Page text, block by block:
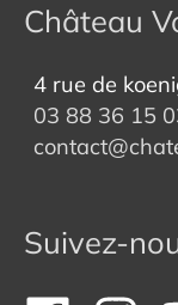
Château
4 rue de
03 88 36 15
Suivez-